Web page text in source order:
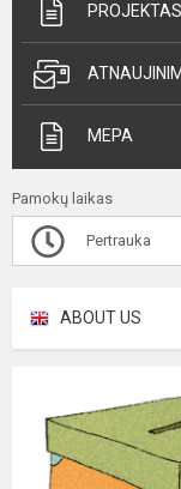
MEPA
Pamokų laikas
Pertrauka
ABOUT US